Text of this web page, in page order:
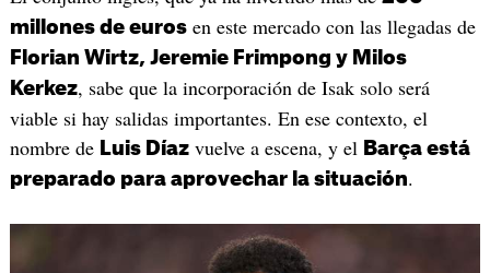
millones de eurosen este mercado con las llegadas de
Florian Wirtz, Jeremie Frimpong y Milos
Kerkez, sabe que la incorporación de Isak solo será
viable si hay salidas importantes. En ese contexto, el
nombre de Luis Díazvuelve a escena, y el Barça está
preparado para aprovechar la situación.